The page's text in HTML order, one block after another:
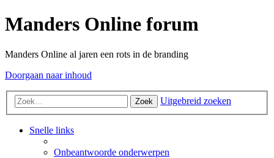
Manders Online forum
Manders Online al jaren een rots in de branding
Doorgaan naar inhoud
Zoek Uitgebreid zoeken
Snelle links
Onbeantwoorde onderwerpen